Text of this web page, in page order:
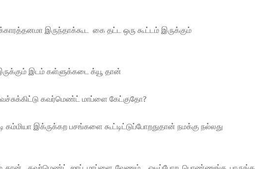
இருந்தாக்கூட கை தட்ட ஒரு கூட்டம் இருக்கும்
இடம் கள்ளுக்கடை க்யூ தான்
கவர்மெண்ட் மாப்ளை கேட்குதோ?
இக்ருக்கற பசங்களை கூட்டிட்டுப்போறதுதான் நமக்கு நல்லது